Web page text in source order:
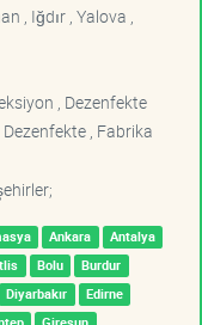
, Iğdır , Yalova ,
, Dezenfekte
, Fabrika
Ankara
Antalya
Bolu
Burdur
Diyarbakır
Edirne